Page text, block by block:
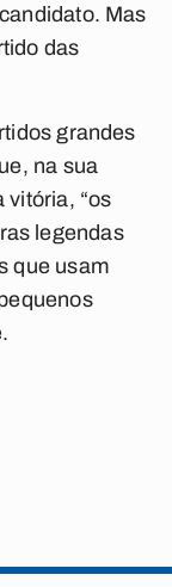
Mas
das
grandes
na sua
vitória, “os
legendas
que usam